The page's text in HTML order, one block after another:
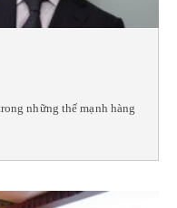
những thế mạnh hàng